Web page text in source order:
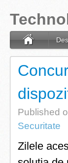
Published
Securitate
Zilele